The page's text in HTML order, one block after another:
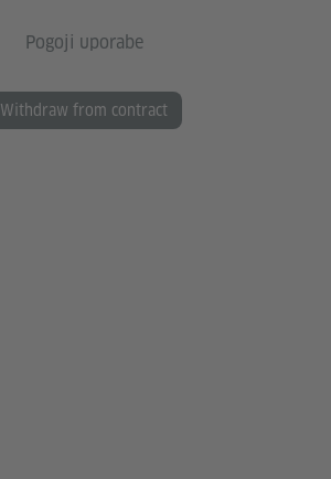
Pogoji uporabe
Withdraw from contract